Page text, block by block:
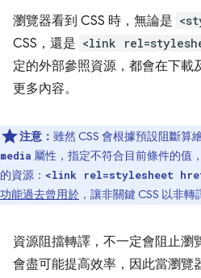
瀏覽器看到 CSS 時，無論是
CSS，還是 <link
定的外部參照資源，都會在下載
更多內容。
注意： 雖然 CSS 會根據預設阻斷算
media 屬性，指定不符合目前條件的值
的資源： <link rel=stylesheet
功能過去曾用於 ，讓非關鍵 CSS 以非轉
資源阻擋轉譯，不一定會阻止瀏
會盡可能提高效率，因此當瀏覽